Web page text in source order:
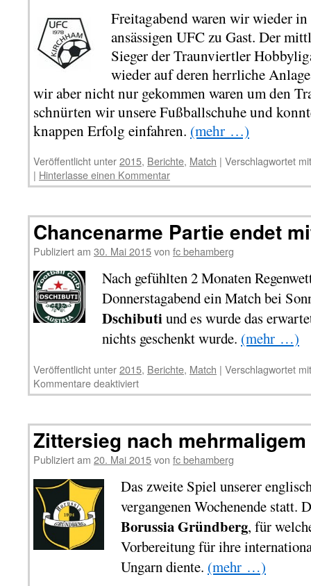
Freitagabend waren wir wieder
ansässigen UFC zu Gast. Der
Sieger der Traunviertler
wieder auf deren herrliche
wir aber nicht nur gekommen waren um den
schnürten wir unsere Fußballschuhe und
knappen Erfolg einfahren. (mehr …)
Veröffentlicht unter2015, Berichte, Match | Verschlagwortet mit
| Hinterlasse einen Kommentar
Chancenarme Partie endet
Publiziert am 30. Mai 2015von fc behamberg
Nach gefühlten 2 Monaten
Donnerstagabend ein Match bei
Dschibutiund es wurde das
nichts geschenkt wurde. (mehr …)
Veröffentlicht unter2015, Berichte, Match | Verschlagwortet mit
Kommentare deaktiviert
Zittersieg nach
Publiziert am 20. Mai 2015von fc behamberg
Das zweite Spiel unserer
vergangenen Wochenende statt.
Borussia Gründberg, für
Vorbereitung für ihre
Ungarn diente. (mehr …)